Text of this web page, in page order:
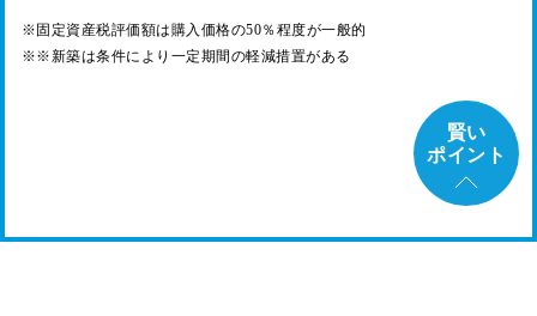
※固定資産税評価額は購入価格の50％程度が一般的
※※新築は条件により一定期間の軽減措置がある
賢い
ポイント